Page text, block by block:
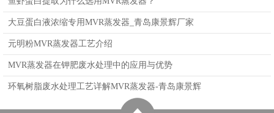
大豆蛋白液浓缩专用MVR蒸发器_青岛康景辉厂家
元明粉MVR蒸发器工艺介绍
MVR蒸发器在钾肥废水处理中的应用与优势
环氧树脂废水处理工艺详解MVR蒸发器-青岛康景辉